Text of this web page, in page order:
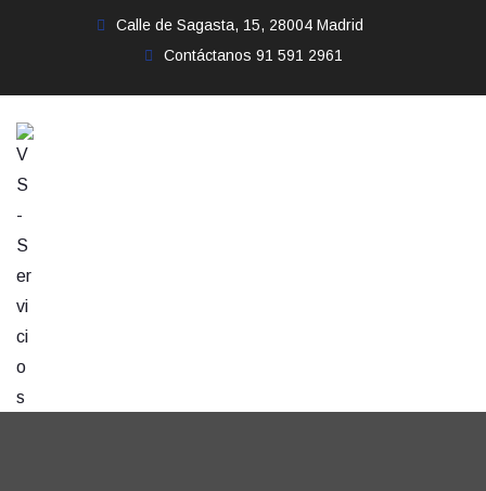
Calle de Sagasta, 15, 28004 Madrid
Contáctanos 91 591 2961